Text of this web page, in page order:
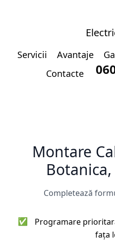
Servicii Avantaje
Contacte
Montare
Completează
✅
Programare
fața